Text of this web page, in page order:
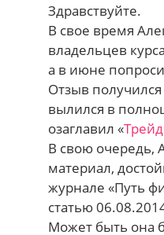
Здравствуйте.
В свое время
владельцев
а в июне
Отзыв
вылился в
озаглавил «
В свою очередь,
материал,
журнале «Путь
статью
Может быть она